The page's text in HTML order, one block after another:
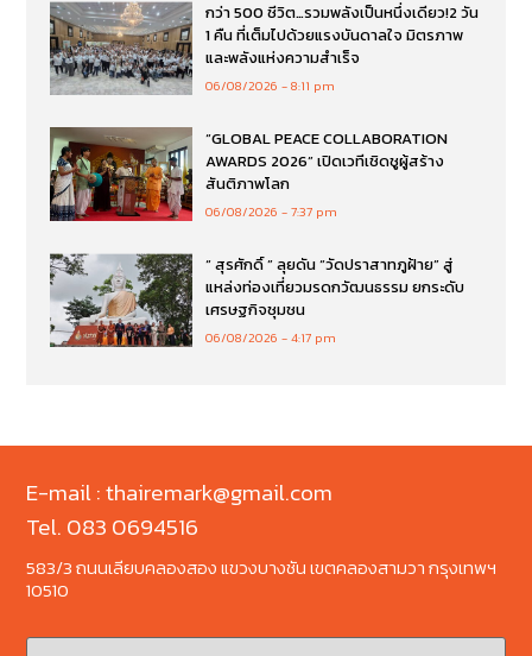
กว่า 500 ชีวิต…รวมพลังเป็นหนึ่งเดียว!2 วัน
1 คืน ที่เต็มไปด้วยแรงบันดาลใจ มิตรภาพ
และพลังแห่งความสำเร็จ
06/08/2026 8:11 pm
“GLOBAL PEACE COLLABORATION
AWARDS 2026” เปิดเวทีเชิดชูผู้สร้าง
สันติภาพโลก
06/08/2026 7:37 pm
“ สุรศักดิ์ ” ลุยดัน “วัดปราสาทภูฝ้าย” สู่
แหล่งท่องเที่ยวมรดกวัฒนธรรม ยกระดับ
เศรษฐกิจชุมชน
06/08/2026 4:17 pm
E-mail : thairemark@gmail.com
Tel. 083 0694516
583/3 ถนนเลียบคลองสอง แขวงบางชัน เขตคลองสามวา กรุงเทพฯ
10510